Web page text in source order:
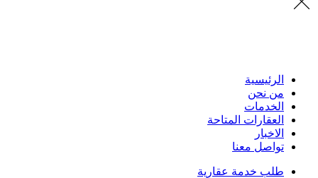
الرئيسية
من نحن
الخدمات
العقارات المتاحة
الاخبار
تواصل معنا
طلب خدمة عقارية